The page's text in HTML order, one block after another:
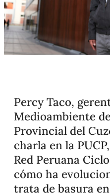
Percy Taco,
Medioambiente
Provincial del
charla en la
Red Peruana
cómo ha
trata de basura